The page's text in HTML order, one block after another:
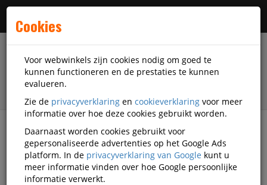
filter
Facilitaire artikelen
Catering-artikelen
Horeca disposables
Cookies
Voor webwinkels zijn cookies nodig om goed te
kunnen functioneren en de prestaties te kunnen
evalueren.
Zie de privacyverklaring en cookieverklaring voor meer
informatie over hoe deze cookies gebruikt worden.
Daarnaast worden cookies gebruikt voor
gepersonaliseerde advertenties op het Google Ads
platform. In de privacyverklaring van Google kunt u
meer informatie vinden over hoe Google persoonlijke
informatie verwerkt.